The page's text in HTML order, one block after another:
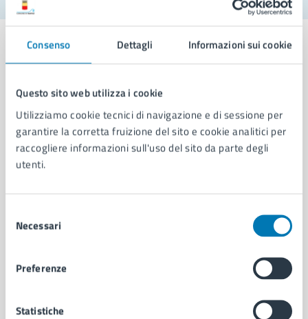
Consenso Dettagli Informazioni sui cookie
Questo sito web utilizza i cookie
Utilizziamo cookie tecnici di navigazione e di sessione per
garantire la corretta fruizione del sito e cookie analitici per
raccogliere informazioni sull'uso del sito da parte degli
utenti.
delNecessari
Preferenze
Statistiche
Comune di Napoli
AMMINISTRAZIONE
Aree amministrative
Organi di governo
Enti e fondazioni
Documenti e dati